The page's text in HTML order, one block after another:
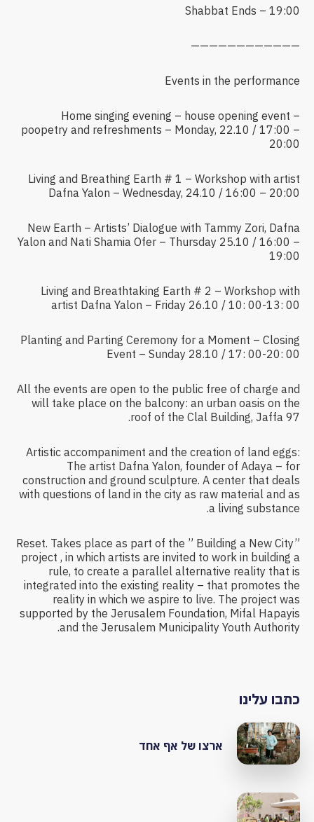
Shabbat Ends – 19:00
————————————
Events in the performance
Home singing evening – house opening event –
poopetry and refreshments – Monday, 22.10 / 17:00 –
20:00
Living and Breathing Earth # 1 – Workshop with artist
Dafna Yalon – Wednesday, 24.10 / 16:00 – 20:00
New Earth – Artists’ Dialogue with Tammy Zori, Dafna
Yalon and Nati Shamia Ofer – Thursday 25.10 / 16:00 –
19:00
Living and Breathtaking Earth # 2 – Workshop with
artist Dafna Yalon – Friday 26.10 / 10: 00-13: 00
Planting and Parting Ceremony for a Moment – Closing
Event – Sunday 28.10 / 17: 00-20: 00
All the events are open to the public free of charge and
will take place on the balcony: an urban oasis on the
roof of the Clal Building, Jaffa 97.
Artistic accompaniment and the creation of land eggs:
The artist Dafna Yalon, founder of Adaya – for
construction and ground sculpture. A center that deals
with questions of land in the city as raw material and as
a living substance.
Reset. Takes place as part of the ” Building a New City”
project , in which artists are invited to work in building a
rule, to create a parallel alternative reality that is
integrated into the existing reality – that promotes the
reality in which we aspire to live. The project was
supported by the Jerusalem Foundation, Mifal Hapayis
and the Jerusalem Municipality Youth Authority.
כתבו עלינו
ארצו של אף אחד